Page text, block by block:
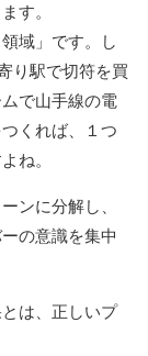
す。
域」です。し
り駅で切符を買
で山手線の電
くれば、１つ
ね。
ンに分解し、
の意識を集中
は、正しいプ